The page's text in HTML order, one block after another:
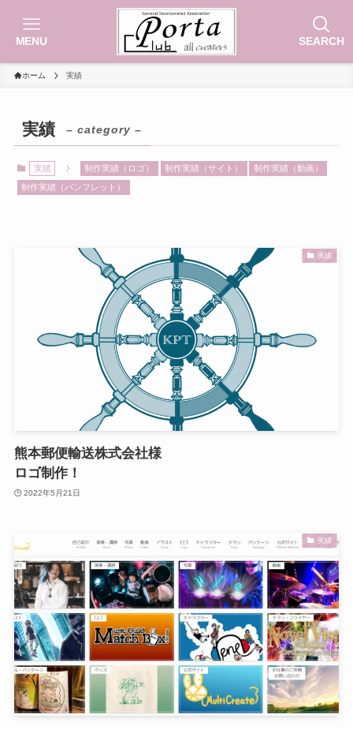
SEARCH
MENU
ホーム 実績
実績 – category –
実績 制作実績（ロゴ） 制作実績（サイト） 制作実績（動画）
制作実績（パンフレット）
実績
熊本郵便輸送株式会社様
ロゴ制作！
2022年5月21日
実績